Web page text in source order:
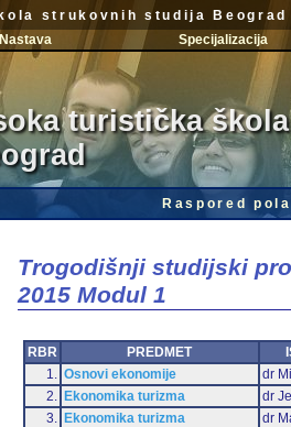
strukovnih studija Beograd
Nastava Specijalizacija
turistička
Raspored
Trogodišnji studijski
2015 Modul 1
RBR PREDMET
1.
Osnovi ekonomije
dr
2.
Ekonomika turizma
dr
3.
Ekonomika turizma dr